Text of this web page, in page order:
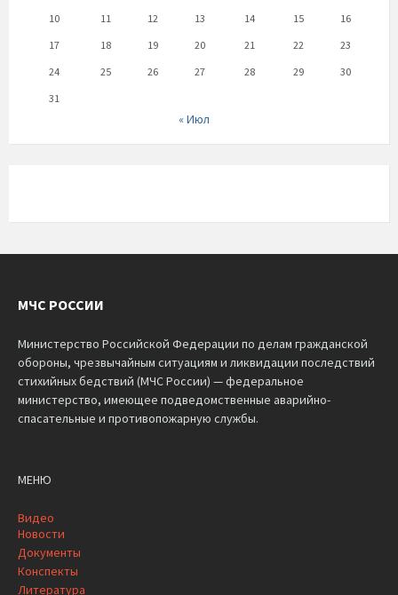
10
11 12 13 14 15
16
17
18 19 20 21 22
23
24
25 26 27 28 29
30
31
« Июл
МЧС РОССИИ
Министерство Российской Федерации по делам гражданской
обороны, чрезвычайным ситуациям и ликвидации последствий
стихийных бедствий (МЧС России) — федеральное
министерство, имеющее подведомственные аварийно-
спасательные и противопожарную службы.
МЕНЮ
Видео
Новости
Документы
Конспекты
Литература